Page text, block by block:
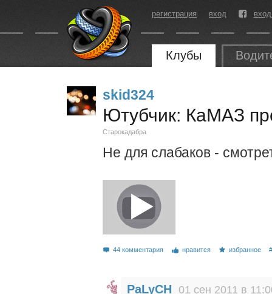
регистрация вход
Клубы
skid324
Ютубчик: КаМАЗ
Старокадабра
Не для слабаков -
44 комментария нравится избранное
PaLyCH 01 сен 2011 в